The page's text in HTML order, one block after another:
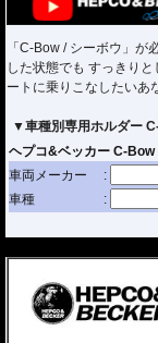
「C-Bow / シーボウ」
した状態でも すっきり
ートに乗りこなしたいあ
▼車種別専用ホルダー